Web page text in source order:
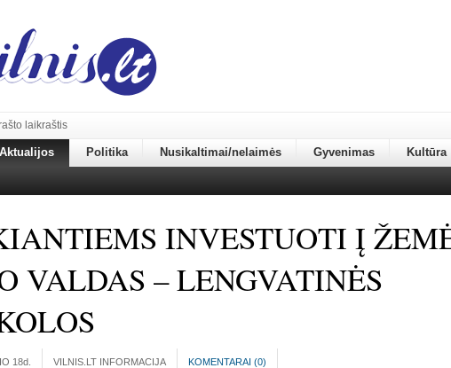
laikraštis
Aktualijos Politika Nusikaltimai/nelaimės Gyvenimas Kultūra
INVESTUOTI Į
VALDAS – LENGVATINĖS
18d. VILNIS.LT INFORMACIJA KOMENTARAI (0)